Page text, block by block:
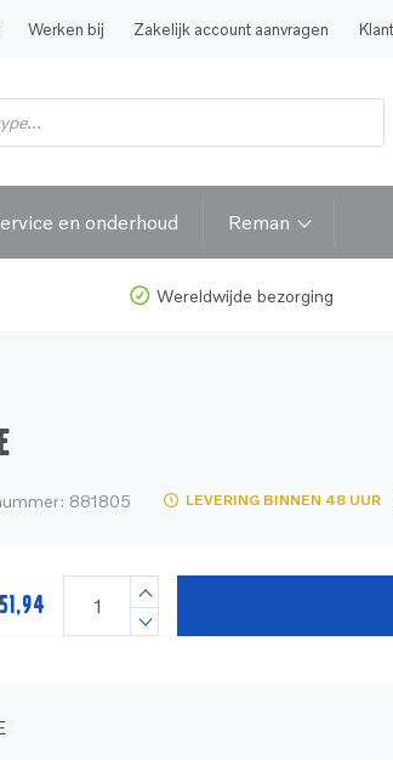
Werken bij Zakelijk account aanvragen
en onderhoud Reman
Wereldwijde bezorging
881805 LEVERING BINNEN 48 UUR